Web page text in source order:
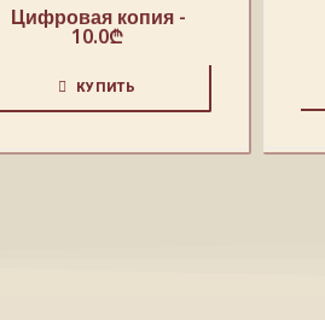
Цифровая копия -
10.0₾
КУПИТЬ